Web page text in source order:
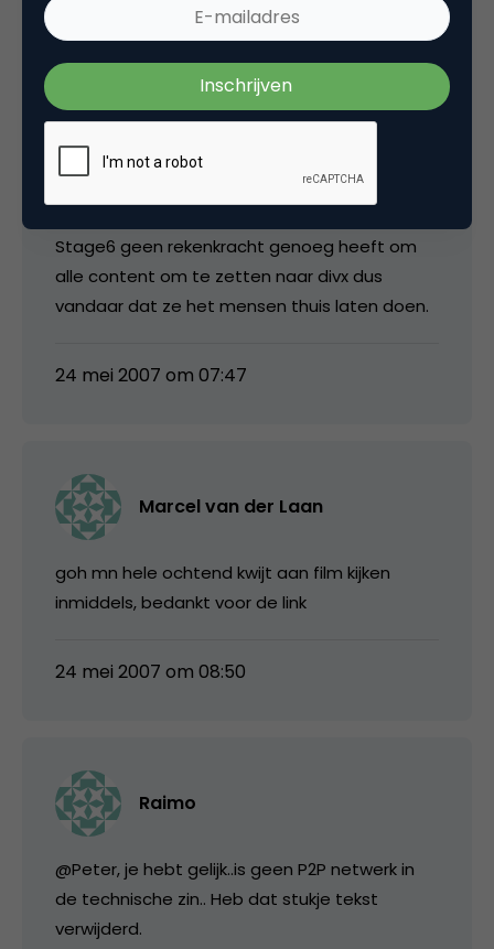
Even voor de redactie; Dit is geen p2p hoor!
Het is gewoon een hele goede soort youtube.
Als je viahttp://www.stage6.comiets wilt
uploaden zul je het eerst om moeten zetten
naar divx. Dit is geen gerenamede .avi maar
Stage6 geen rekenkracht genoeg heeft om
alle content om te zetten naar divx dus
vandaar dat ze het mensen thuis laten doen.
24 mei 2007 om 07:47
Marcel van der Laan
goh mn hele ochtend kwijt aan film kijken
inmiddels, bedankt voor de link
24 mei 2007 om 08:50
Raimo
@Peter, je hebt gelijk..is geen P2P netwerk in
de technische zin.. Heb dat stukje tekst
verwijderd.